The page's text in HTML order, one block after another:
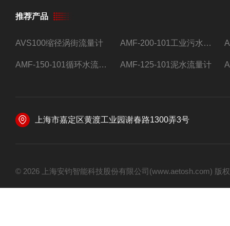
推荐产品
AVS100缩径涡街流量计 AMF-200-101工业污水流量计
AMF-150-101循环水流量计,电磁流量计 AMF-125-101泥水流量计
上海市嘉定区黄渡工业园谢春路1300弄3号
© 2026 上海安钧智能科技股份有限公司(www.aetosh.com)